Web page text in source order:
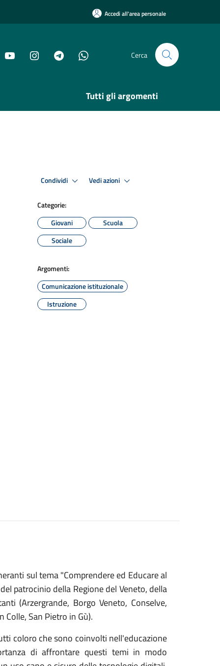
Accedi all'area personale
Cerca
Tutti gli argomenti
Condividi Vedi azioni
Categorie:
Giovani
Scuola
Sociale
Argomenti:
Comunicazione istituzionale
Istruzione
sul tema "Comprendere ed Educare al
patrocinio della Regione del Veneto, della
(Arzergrande, Borgo Veneto, Conselve,
San Pietro in Gù).
coloro che sono coinvolti nell'educazione
di affrontare questi temi in modo